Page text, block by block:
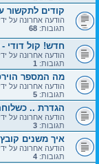
קודים לתקשור
הודעה אחרונה על ידי
תגובות: 68
חדש! קול דודי -
הודעה אחרונה על ידי
תגובות: 1
מה המספר
הודעה אחרונה על ידי
תגובות: 5
הגדרת ..
הודעה אחרונה על ידי
תגובות: 3
איך משנים קובץ ini
הודעה אחרונה על ידי
תגובות: 4